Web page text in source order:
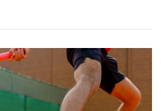
Disziplinen werden
mit ganz unterschiedlichen
können.